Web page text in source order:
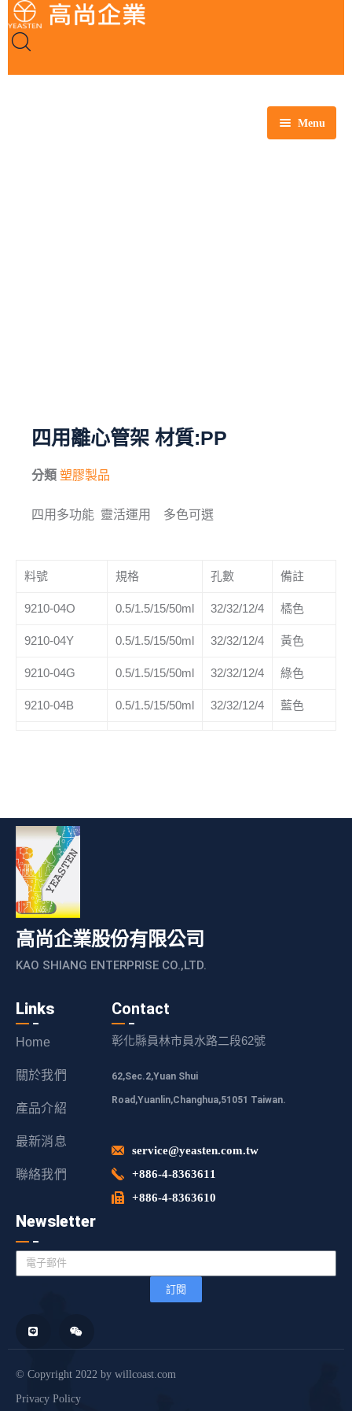
Menu
其他
進口產品
化學試藥
四用離心管架 材質:PP
分類 塑膠製品
四用多功能 靈活運用 多色可選
料號 規格 孔數 備註
9210-04O 0.5/1.5/15/50ml 32/32/12/4 橘色
9210-04Y 0.5/1.5/15/50ml 32/32/12/4 黃色
9210-04G 0.5/1.5/15/50ml 32/32/12/4 綠色
9210-04B 0.5/1.5/15/50ml 32/32/12/4 藍色
高尚企業股份有限公司
KAO SHIANG ENTERPRISE CO.,LTD.
Links
Home
關於我們
產品介紹
最新消息
聯絡我們
Contact
彰化縣員林市員水路二段62號
62,Sec.2,Yuan Shui
Road,Yuanlin,Changhua,51051 Taiwan.
service@yeasten.com.tw
+886-4-8363611
+886-4-8363610
Newsletter
訂閱
© Copyright 2022 by willcoast.com
Privacy Policy